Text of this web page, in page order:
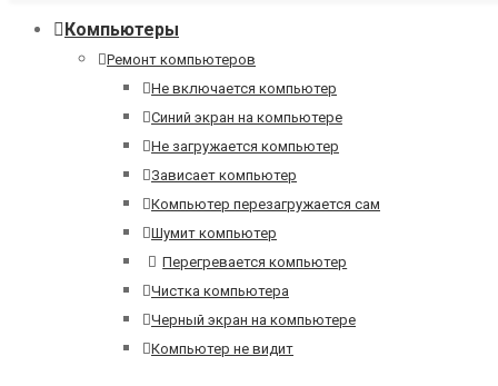
Компьютеры
Ремонт компьютеров
Не включается компьютер
Синий экран на компьютере
Не загружается компьютер
Зависает компьютер
Компьютер перезагружается сам
Шумит компьютер
Перегревается компьютер
Чистка компьютера
Черный экран на компьютере
Компьютер не видит